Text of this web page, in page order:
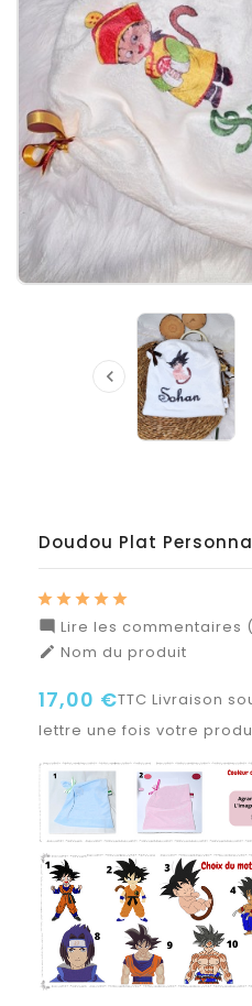

Doudou Plat
 Lire les commentaires
 Nom du produit
17,00 €TTC Livraison
lettre une fois votre